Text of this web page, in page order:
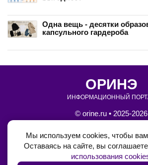
Одна вещь - десятки
капсульного гардероба
ОРИНЭ
ИНФОРМАЦИОННЫЙ
© orine.ru • 2025-2026
Блог на Boosty
Обратная связь
Мы используем cookies, чтобы
Оставаясь на сайте, вы
использования